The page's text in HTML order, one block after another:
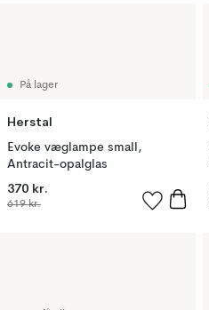
På lager
Herstal
Evoke væglampe small,
Antracit-opalglas
370 kr.
619 kr.